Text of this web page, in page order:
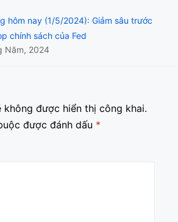
hôm nay (1/5/2024): Giảm sâu trước
chính sách của Fed
Năm, 2024
không được hiển thị công khai.
được đánh dấu *